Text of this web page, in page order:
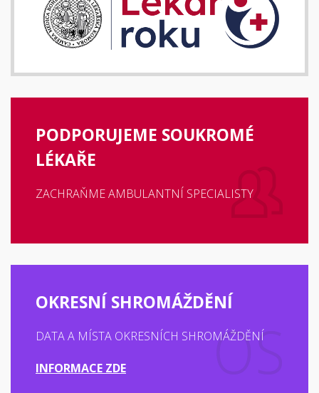
PODPORUJEME SOUKROMÉ
LÉKAŘE
ZACHRAŇME AMBULANTNÍ SPECIALISTY
OKRESNÍ SHROMÁŽDĚNÍ
DATA A MÍSTA OKRESNÍCH SHROMÁŽDĚNÍ
INFORMACE ZDE